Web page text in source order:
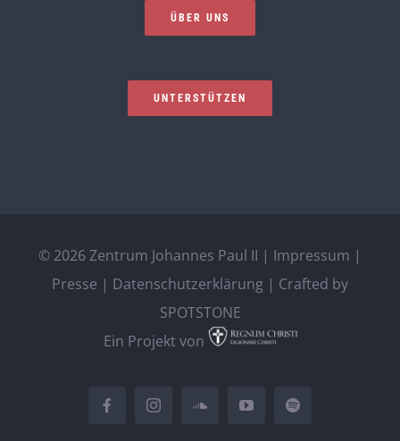
ÜBER UNS
UNTERSTÜTZEN
© 2026 Zentrum Johannes Paul II | Impressum |
Presse | Datenschutzerklärung | Crafted by
SPOTSTONE
Ein Projekt von
FacebookInstagramSoundCloudYouTubeSpotify